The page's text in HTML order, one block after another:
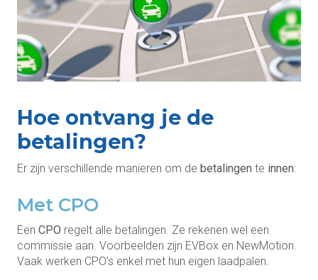
Hoe ontvang je de
betalingen?
Er zijn verschillende manieren om de betalingen te innen:
Met CPO
Een CPO regelt alle betalingen. Ze rekenen wel een
commissie aan. Voorbeelden zijn EVBox en NewMotion.
Vaak werken CPO’s enkel met hun eigen laadpalen.